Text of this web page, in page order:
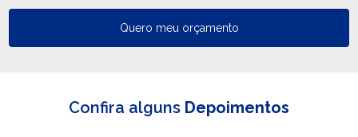
Quero meu orçamento
Confira alguns Depoimentos